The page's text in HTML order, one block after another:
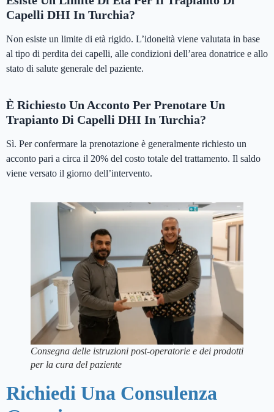
Capelli DHI In Turchia?
Non esiste un limite di età rigido. L’idoneità viene valutata in base
al tipo di perdita dei capelli, alle condizioni dell’area donatrice e allo
stato di salute generale del paziente.
È Richiesto Un Acconto Per Prenotare Un
Trapianto Di Capelli DHI In Turchia?
Sì. Per confermare la prenotazione è generalmente richiesto un
acconto pari a circa il 20% del costo totale del trattamento. Il saldo
viene versato il giorno dell’intervento.
Consegna delle istruzioni post-operatorie e dei prodotti
per la cura del paziente
Richiedi Una Consulenza